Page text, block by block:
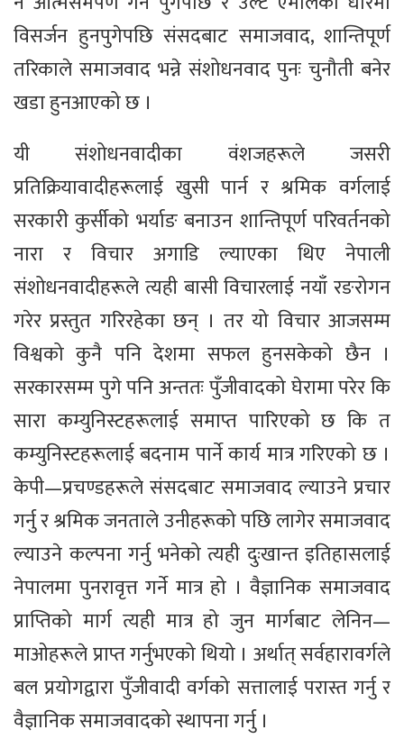
विसर्जन हुनपुगेपछि संसदबाट समाजवाद, शान्तिपूर्ण
तरिकाले समाजवाद भन्ने संशोधनवाद पुनः चुनौती बनेर
खडा हुनआएको छ ।
यी संशोधनवादीका वंशजहरूले जसरी
प्रतिक्रियावादीहरूलाई खुसी पार्न र श्रमिक वर्गलाई
सरकारी कुर्सीको भर्याङ बनाउन शान्तिपूर्ण परिवर्तनको
नारा र विचार अगाडि ल्याएका थिए नेपाली
संशोधनवादीहरूले त्यही बासी विचारलाई नयाँ रङरोगन
गरेर प्रस्तुत गरिरहेका छन् । तर यो विचार आजसम्म
विश्वको कुनै पनि देशमा सफल हुनसकेको छैन ।
सरकारसम्म पुगे पनि अन्ततः पुँजीवादको घेरामा परेर कि
सारा कम्युनिस्टहरूलाई समाप्त पारिएको छ कि त
कम्युनिस्टहरूलाई बदनाम पार्ने कार्य मात्र गरिएको छ ।
केपी—प्रचण्डहरूले संसदबाट समाजवाद ल्याउने प्रचार
गर्नु र श्रमिक जनताले उनीहरूको पछि लागेर समाजवाद
ल्याउने कल्पना गर्नु भनेको त्यही दुःखान्त इतिहासलाई
नेपालमा पुनरावृत्त गर्ने मात्र हो । वैज्ञानिक समाजवाद
प्राप्तिको मार्ग त्यही मात्र हो जुन मार्गबाट लेनिन—
माओहरूले प्राप्त गर्नुभएको थियो । अर्थात् सर्वहारावर्गले
बल प्रयोगद्वारा पुँजीवादी वर्गको सत्तालाई परास्त गर्नु र
वैज्ञानिक समाजवादको स्थापना गर्नु ।